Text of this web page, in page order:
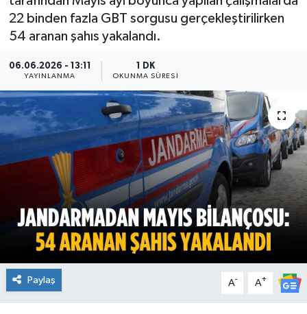
22 binden fazla GBT sorgusu gerçekleştirilirken
54 aranan şahıs yakalandı.
06.06.2026 - 13:11
YAYINLANMA
1 DK
OKUNMA SÜRESI
Paylaş A- A+
Resmi Reklamlar
Tekirdağ
Ekonomi
Sağlık
Teknoloji
Yaşam
Son Dakika Haberleri
Haber Arşivi